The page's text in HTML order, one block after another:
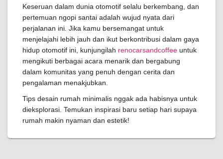
Keseruan dalam dunia otomotif selalu berkembang, dan
pertemuan ngopi santai adalah wujud nyata dari
perjalanan ini. Jika kamu bersemangat untuk
menjelajahi lebih jauh dan ikut berkontribusi dalam gaya
hidup otomotif ini, kunjungilah renocarsandcoffee untuk
mengikuti berbagai acara menarik dan bergabung
dalam komunitas yang penuh dengan cerita dan
pengalaman menakjubkan.
Tips desain rumah minimalis nggak ada habisnya untuk
dieksplorasi. Temukan inspirasi baru setiap hari supaya
rumah makin nyaman dan estetik!